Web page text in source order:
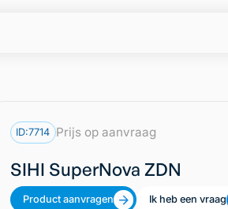
ID:7714 Prijs op aanvraag
SIHI SuperNova ZDN
Product aanvragen
Ik heb een vraag